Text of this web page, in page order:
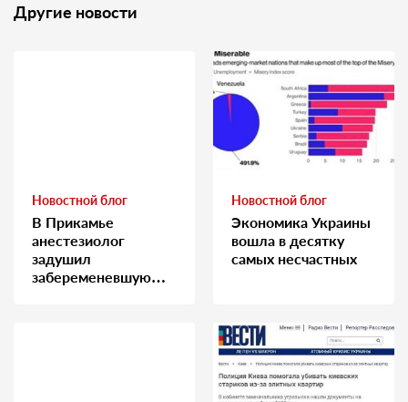
Другие новости
Новостной блог
В Прикамье
анестезиолог
задушил
забеременевшую
Новостной блог
Экономика Украины
вошла в десятку
самых несчастных